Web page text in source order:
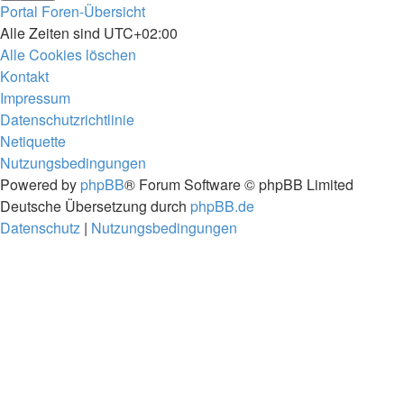
Portal Foren-Übersicht
Alle Zeiten sind UTC+02:00
Alle Cookies löschen
Kontakt
Impressum
Datenschutzrichtlinie
Netiquette
Nutzungsbedingungen
Powered by phpBB® Forum Software © phpBB Limited
Deutsche Übersetzung durch phpBB.de
Datenschutz | Nutzungsbedingungen